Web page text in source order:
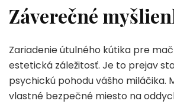
Záverečné
Zariadenie útulného kútika pre
estetická záležitosť. Je to prejav
psychickú pohodu vášho miláčika.
vlastné bezpečné miesto na